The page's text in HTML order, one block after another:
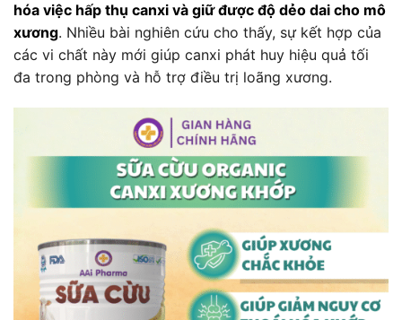
hóa việc hấp thụ canxi và giữ được độ dẻo dai cho mô
xương. Nhiều bài nghiên cứu cho thấy, sự kết hợp của
các vi chất này mới giúp canxi phát huy hiệu quả tối
đa trong phòng và hỗ trợ điều trị loãng xương.